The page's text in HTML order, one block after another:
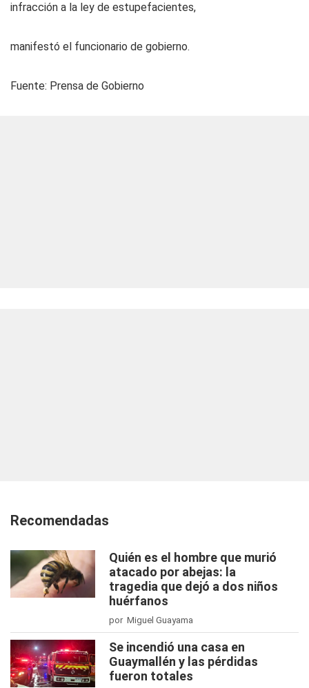
infracción a la ley de estupefacientes,
manifestó el funcionario de gobierno.
Fuente: Prensa de Gobierno
Recomendadas
Quién es el hombre que murió
atacado por abejas: la
tragedia que dejó a dos niños
huérfanos
por Miguel Guayama
Se incendió una casa en
Guaymallén y las pérdidas
fueron totales